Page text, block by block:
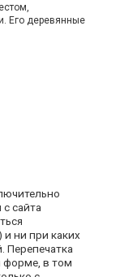
Его деревянные
сайта
ни при каких
Перепечатка
форме, в том